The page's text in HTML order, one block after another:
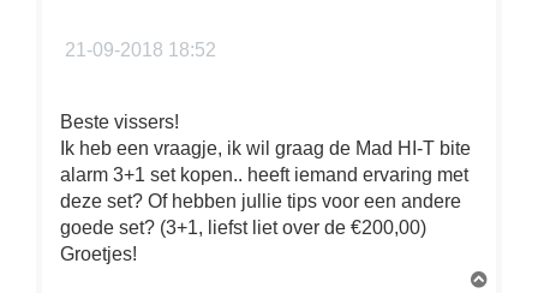
21-09-2018 18:52
Beste vissers!
Ik heb een vraagje, ik wil graag de Mad HI-T bite
alarm 3+1 set kopen.. heeft iemand ervaring met
deze set? Of hebben jullie tips voor een andere
goede set? (3+1, liefst liet over de €200,00)
Groetjes!